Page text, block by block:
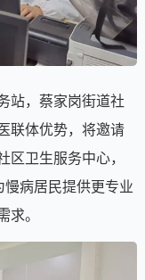
站，蔡家岗街道社
联体优势，将邀请
区卫生服务中心，
慢病居民提供更专业
求。